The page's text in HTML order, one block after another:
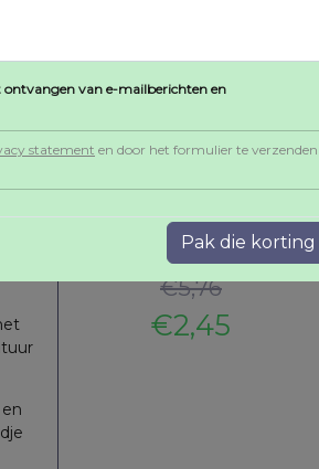
Gerelateerde
Nougat
Romper mouwloos
62/68 Cool&Little
€5,76
Oorspronkelijke
€2,45
Huidige
ontvangen van e-mailberichten en
statement en door het formulier te verzenden
Pak die korting